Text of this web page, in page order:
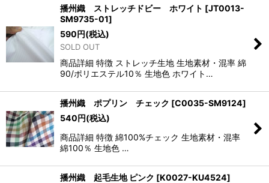
播州織 ストレッチドビー ホワイト [JT0013-
SM9735-01]
590円(税込)
SOLD OUT
商品詳細 特徴 ストレッチ生地 生地素材・混率 綿
90/ポリエステル10％ 生地色 ホワイト…
播州織 ポプリン チェック [C0035-SM9124]
540円(税込)
商品詳細 特徴 綿100%チェック 生地素材・混率
綿100％ 生地色 …
播州織 起毛生地 ピンク [K0027-KU4524]